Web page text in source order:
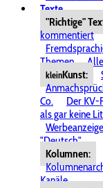
Texte
"Richtige"
kommentiert
Themen
kleinKunst:
Co.
Der
als gar keine
"Deutsch"
Kolumnen:
Kanäle